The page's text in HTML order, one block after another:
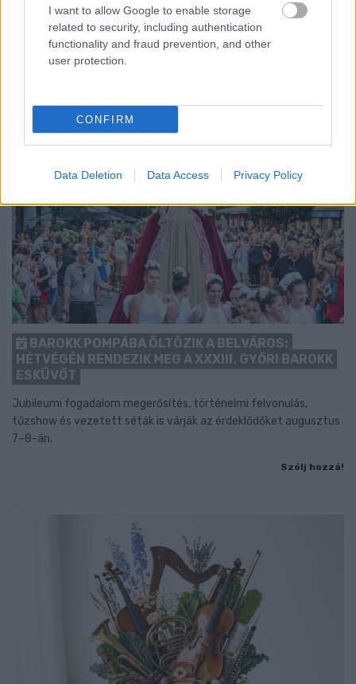
I want to allow Google to enable storage
related to security, including authentication
functionality and fraud prevention, and other
user protection.
CONFIRM
Data Deletion Data Access Privacy Policy
előrébb hozták a Brest Bretagne Handball elleni találkozó
kezdését.
BAROKK POMPÁBA ÖLTÖZIK A BELVÁROS:
HÉTVÉGÉN RENDEZIK MEG A XXXIII. GYŐRI BAROKK
ESKÜVŐT
Jubileumi fogadalom megerősítés, történelmi felvonulás,
tűzshow és vezetett séták is várják az érdeklődőket augusztus
7–8-án.
Szólj hozzá!